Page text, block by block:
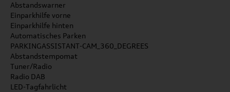
Abstandswarner
Einparkhilfe vorne
Einparkhilfe hinten
Automatisches Parken
PARKINGASSISTANT-CAM_360_DEGREES
Abstandstempomat
Tuner/Radio
Radio DAB
LED-Tagfahrlicht